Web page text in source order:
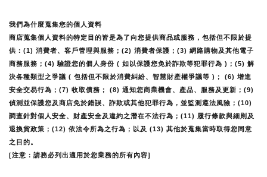
我們為什麼蒐集您的個人資料
商店蒐集個人資料的特定目的皆是為了向您提供商品或服務，包括但不限於提
供：(1) 消費者、客戶管理與服務；(2) 消費者保護；(3) 網路購物及其他電子
商務服務；(4) 驗證您的個人身份 ( 如以保護您免於詐欺等犯罪行為 )；(5) 解
決各種類型之爭議 ( 包括但不限於消費糾紛、智慧財產權爭議等 )； (6) 增進
安全交易行為；(7) 收取債務； (8) 通知您商業機會、產品、服務及更新；(9)
偵測並保護您及商店免於錯誤、詐欺或其他犯罪行為，並監測遵法風險；(10)
調查針對個人安全、財產安全及違約之潛在不法行為；(11) 履行條款與細則及
退換貨政策；(12) 依法令所為之行為；以及 (13) 其他於蒐集當時取得您同意
之目的。
[注意：請務必列出適用於您業務的所有內容]